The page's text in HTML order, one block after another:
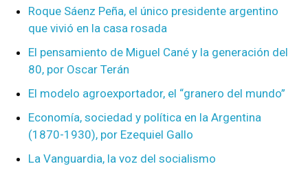
Roque Sáenz Peña, el único presidente argentino
que vivió en la casa rosada
El pensamiento de Miguel Cané y la generación del
80, por Oscar Terán
El modelo agroexportador, el “granero del mundo”
Economía, sociedad y política en la Argentina
(1870-1930), por Ezequiel Gallo
La Vanguardia, la voz del socialismo